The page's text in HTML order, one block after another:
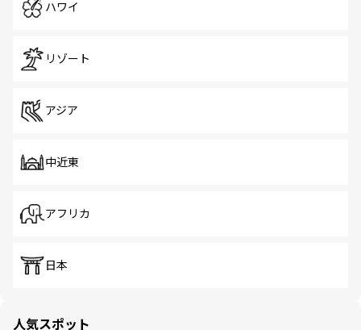
ハワイ
リゾート
アジア
中近東
アフリカ
日本
人気スポット